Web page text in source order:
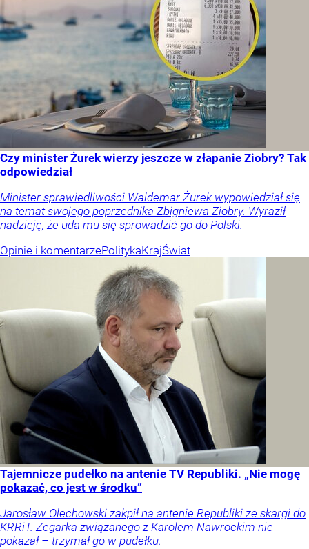
Czy minister Żurek wierzy jeszcze w złapanie Ziobry? Tak
odpowiedział
Minister sprawiedliwości Waldemar Żurek wypowiedział się
na temat swojego poprzednika Zbigniewa Ziobry. Wyraził
nadzieję, że uda mu się sprowadzić go do Polski.
Opinie i komentarzePolitykaKrajŚwiat
Tajemnicze pudełko na antenie TV Republiki. „Nie mogę
pokazać, co jest w środku”
Jarosław Olechowski zakpił na antenie Republiki ze skargi do
KRRiT. Zegarka związanego z Karolem Nawrockim nie
pokazał – trzymał go w pudełku.